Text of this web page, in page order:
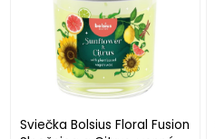
Sviečka Bolsius Floral Fusion